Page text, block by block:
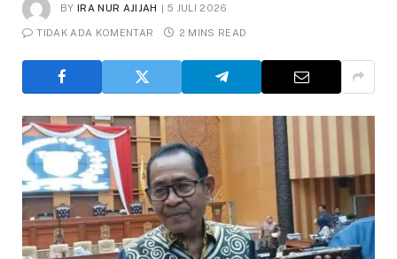
BY IRA NUR AJIJAH 5 JULI 2026
TIDAK ADA KOMENTAR 2 MINS READ